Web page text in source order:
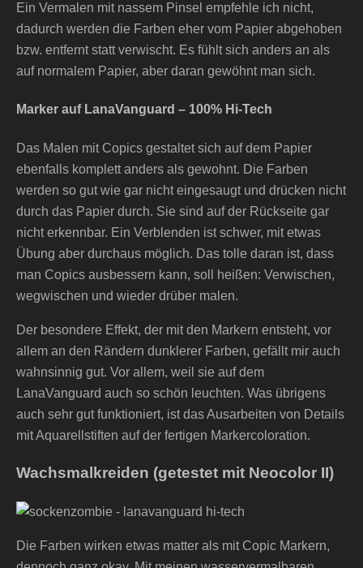
Ein Vermalen mit nassem Pinsel empfehle ich nicht,
dadurch werden die Farben eher vom Papier abgehoben
bzw. entfernt statt verwischt. Es fühlt sich anders an als
auf normalem Papier, aber daran gewöhnt man sich.
Marker auf LanaVanguard – 100% Hi-Tech
Das Malen mit Copics gestaltet sich auf dem Papier
ebenfalls komplett anders als gewohnt. Die Farben
werden so gut wie gar nicht eingesaugt und drücken nicht
durch das Papier durch. Sie sind auf der Rückseite gar
nicht erkennbar. Ein Verblenden ist schwer, mit etwas
Übung aber durchaus möglich. Das tolle daran ist, dass
man Copics ausbessern kann, soll heißen: Verwischen,
wegwischen und wieder drüber malen.
Der besondere Effekt, der mit den Markern entsteht, vor
allem an den Rändern dunklerer Farben, gefällt mir auch
wahnsinnig gut. Vor allem, weil sie auf dem
LanaVanguard auch so schön leuchten. Was übrigens
auch sehr gut funktioniert, ist das Ausarbeiten von Details
mit Aquarellstiften auf der fertigen Markercoloration.
Wachsmalkreiden (getestet mit Neocolor II)
Die Farben wirken etwas matter als mit Copic Markern,